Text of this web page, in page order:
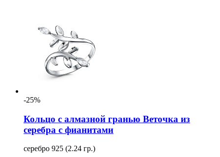
-25%
Кольцо с алмазной гранью Веточка из
серебра с фианитами
серебро 925 (2.24 гр.)